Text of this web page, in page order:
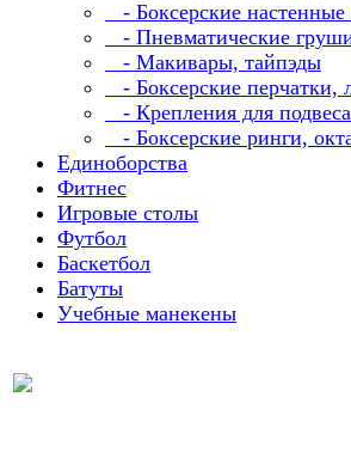
- Боксерские
- Пневматические
- Макивары, тайпэды
- Боксерские перчатки,
- Крепления для
- Боксерские ринги,
Единоборства
Фитнес
Игровые столы
Футбол
Баскетбол
Батуты
Учебные манекены